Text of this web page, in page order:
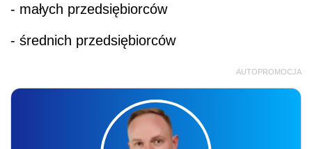
- małych przedsiębiorców
- średnich przedsiębiorców
AUTOPROMOCJA